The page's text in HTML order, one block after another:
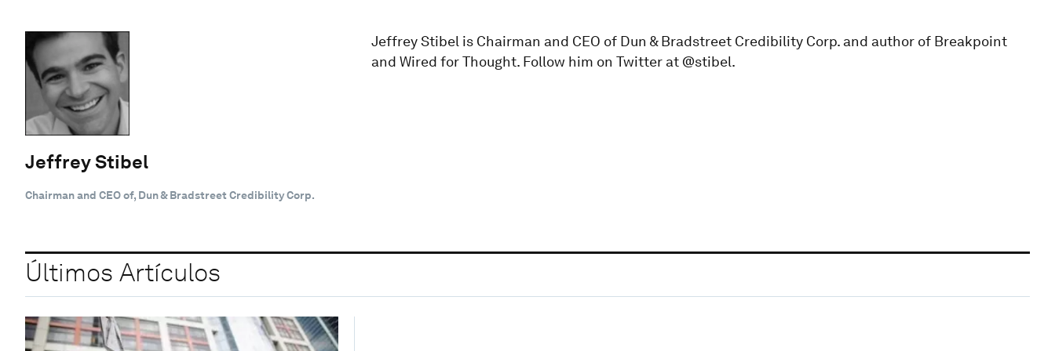
Jeffrey Stibel
Chairman and CEO of, Dun & Bradstreet Credibility Corp.
Jeffrey Stibel is Chairman and CEO of Dun & Bradstreet Credibility Corp. and author of Breakpoint
and Wired for Thought. Follow him on Twitter at @stibel.
Últimos Artículos